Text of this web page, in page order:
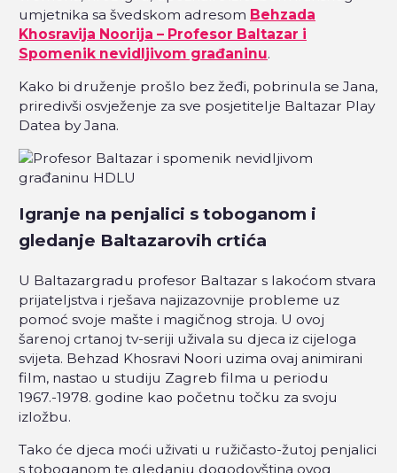
umjetnika sa švedskom adresom Behzada
Khosravija Noorija – Profesor Baltazar i
Spomenik nevidljivom građaninu.
Kako bi druženje prošlo bez žeđi, pobrinula se Jana,
priredivši osvježenje za sve posjetitelje Baltazar Play
Datea by Jana.
Igranje na penjalici s toboganom i
gledanje Baltazarovih crtića
U Baltazargradu profesor Baltazar s lakoćom stvara
prijateljstva i rješava najizazovnije probleme uz
pomoć svoje mašte i magičnog stroja. U ovoj
šarenoj crtanoj tv-seriji uživala su djeca iz cijeloga
svijeta. Behzad Khosravi Noori uzima ovaj animirani
film, nastao u studiju Zagreb filma u periodu
1967.-1978. godine kao početnu točku za svoju
izložbu.
Tako će djeca moći uživati u ružičasto-žutoj penjalici
s toboganom te gledanju dogodovština ovog